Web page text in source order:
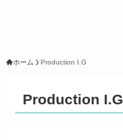
ホーム Production I.G
Production I.G